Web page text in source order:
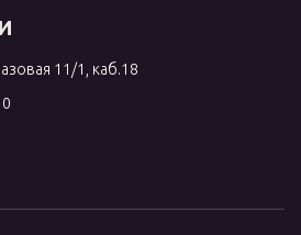
11/1, каб.18